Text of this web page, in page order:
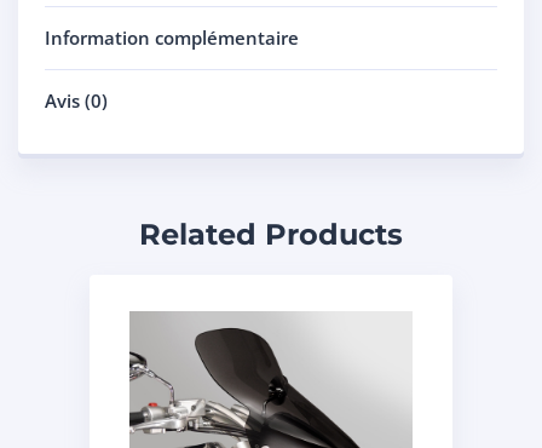
Information complémentaire
Avis (0)
Related Products